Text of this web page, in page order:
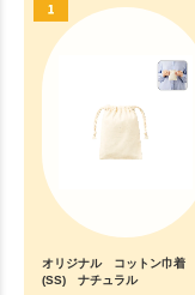
オリジナル コットン巾着
(SS) ナチュラル